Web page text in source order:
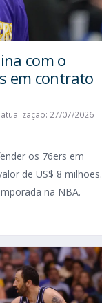
com o
em contrato
27/07/2026
os 76ers em
de US$ 8 milhões.
na NBA.